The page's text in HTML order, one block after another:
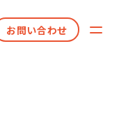
お問い合わせ